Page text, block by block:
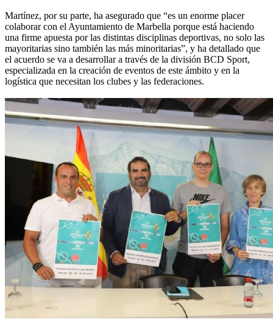
Martínez, por su parte, ha asegurado que “es un enorme placer
colaborar con el Ayuntamiento de Marbella porque está haciendo
una firme apuesta por las distintas disciplinas deportivas, no solo las
mayoritarias sino también las más minoritarias”, y ha detallado que
el acuerdo se va a desarrollar a través de la división BCD Sport,
especializada en la creación de eventos de este ámbito y en la
logística que necesitan los clubes y las federaciones.